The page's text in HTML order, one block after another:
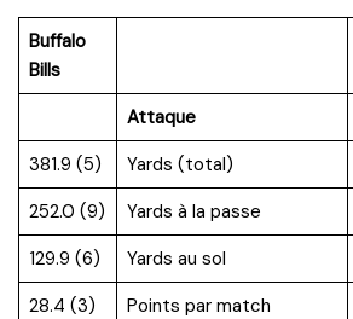
Buffalo
Bills
Attaque
381.9 (5)
Yards (total)
252.0 (9)
Yards à la passe
129.9 (6)
Yards au sol
28.4 (3)
Points par match